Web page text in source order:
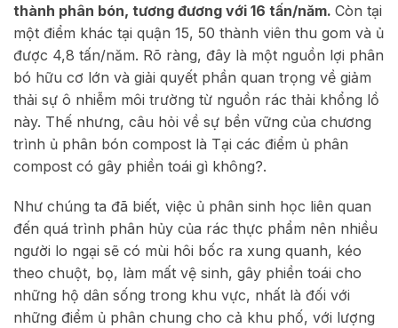
thành phân bón, tương đương với 16 tấn/năm. Còn tại
một điểm khác tại quận 15, 50 thành viên thu gom và ủ
được 4,8 tấn/năm. Rõ ràng, đây là một nguồn lợi phân
bó hữu cơ lớn và giải quyết phần quan trọng về giảm
thải sự ô nhiễm môi trường từ nguồn rác thải khổng lồ
này. Thế nhưng, câu hỏi về sự bền vững của chương
trình ủ phân bón compost là Tại các điểm ủ phân
compost có gây phiền toái gì không?.
Như chúng ta đã biết, việc ủ phân sinh học liên quan
đến quá trình phân hủy của rác thực phẩm nên nhiều
người lo ngại sẽ có mùi hôi bốc ra xung quanh, kéo
theo chuột, bọ, làm mất vệ sinh, gây phiền toái cho
những hộ dân sống trong khu vực, nhất là đối với
những điểm ủ phân chung cho cả khu phố, với lượng